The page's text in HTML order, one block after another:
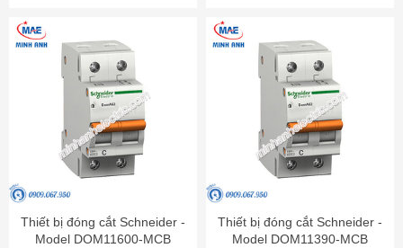
Thiết bị đóng cắt Schneider -
Model DOM11600-MCB
Thiết bị đóng cắt Schneider -
Model DOM11390-MCB